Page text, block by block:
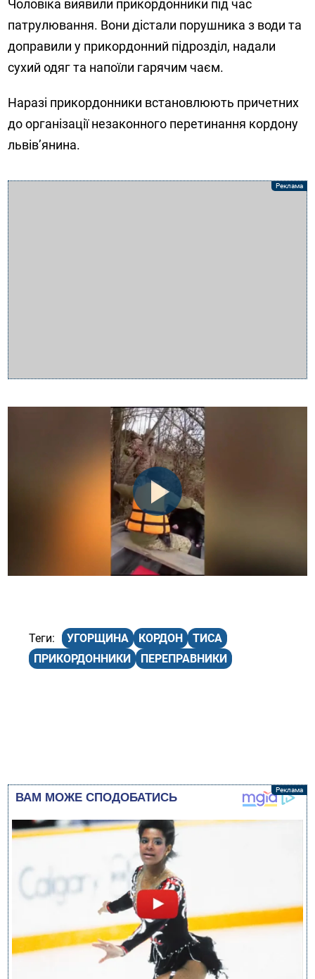
Чоловіка виявили прикордонники під час
патрулювання. Вони дістали порушника з води та
доправили у прикордонний підрозділ, надали
сухий одяг та напоїли гарячим чаєм.
Наразі прикордонники встановлюють причетних
до організації незаконного перетинання кордону
львів’янина.
УГОРЩИНА КОРДОН
ТИСА
ПРИКОРДОННИКИ
ПЕРЕПРАВНИКИ